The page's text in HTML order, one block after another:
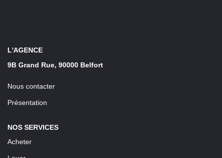
L'AGENCE
9B Grand Rue, 90000 Belfort
Nous contacter
Présentation
NOS SERVICES
Acheter